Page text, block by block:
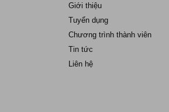
Giới thiệu
Tuyển dụng
Chương trình thành viên
Tin tức
Liên hệ